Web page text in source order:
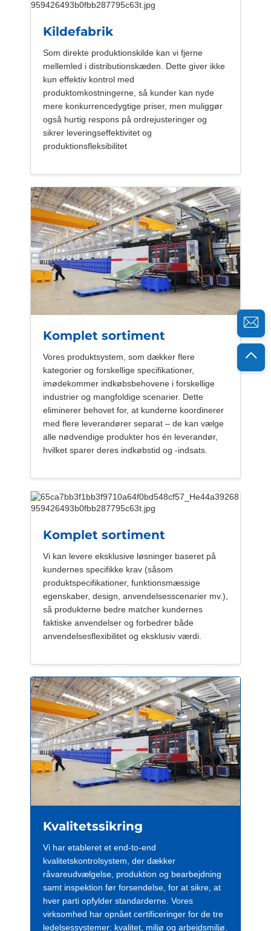
Kildefabrik
Som direkte produktionskilde kan vi fjerne
mellemled i distributionskæden. Dette giver ikke
kun effektiv kontrol med
produktomkostningerne, så kunder kan nyde
mere konkurrencedygtige priser, men muliggør
også hurtig respons på ordrejusteringer og
sikrer leveringseffektivitet og
produktionsfleksibilitet
Komplet sortiment
Vores produktsystem, som dækker flere
kategorier og forskellige specifikationer,
imødekommer indkøbsbehovene i forskellige
industrier og mangfoldige scenarier. Dette
eliminerer behovet for, at kunderne koordinerer
med flere leverandører separat – de kan vælge
alle nødvendige produkter hos én leverandør,
hvilket sparer deres indkøbstid og -indsats.
Komplet sortiment
Vi kan levere eksklusive løsninger baseret på
kundernes specifikke krav (såsom
produktspecifikationer, funktionsmæssige
egenskaber, design, anvendelsesscenarier mv.),
så produkterne bedre matcher kundernes
faktiske anvendelser og forbedrer både
anvendelsesflexibilitet og eksklusiv værdi.
Kvalitetssikring
Vi har etableret et end-to-end
kvalitetskontrolsystem, der dækker
råvareudvælgelse, produktion og bearbejdning
samt inspektion før forsendelse, for at sikre, at
hver parti opfylder standarderne. Vores
virksomhed har opnået certificeringer for de tre
ledelsessystemer: kvalitet, miljø og arbejdsmiljø.